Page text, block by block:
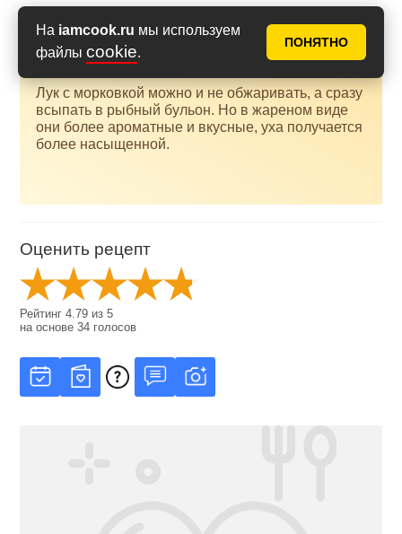
На iamcook.ru мы используем
файлы cookie.
ПОНЯТНО
Дополнения к рецепту
Лук с морковкой можно и не обжаривать, а сразу
всыпать в рыбный бульон. Но в жареном виде
они более ароматные и вкусные, уха получается
более насыщенной.
Оценить рецепт
Рейтинг4.79 из5
на основе34 голосов